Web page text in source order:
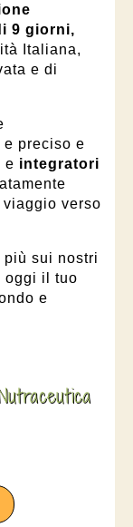
9 giorni,
Italiana,
e di
preciso e
e integratori
verso
più sui nostri
oggi il tuo
e